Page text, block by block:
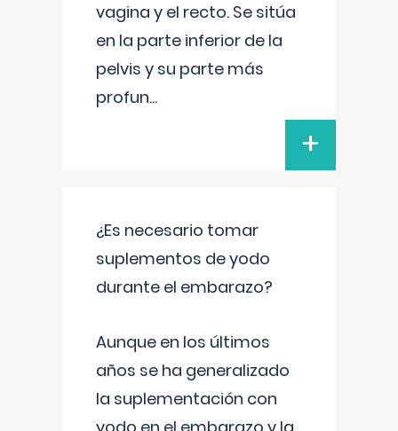
vagina y el recto. Se sitúa
en la parte inferior de la
pelvis y su parte más
profun...
+
¿Es necesario tomar
suplementos de yodo
durante el embarazo?
Aunque en los últimos
años se ha generalizado
la suplementación con